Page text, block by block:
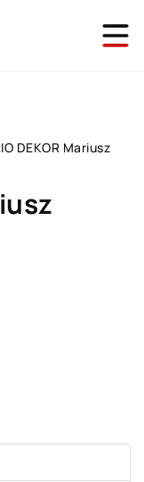
DEKOR Mariusz